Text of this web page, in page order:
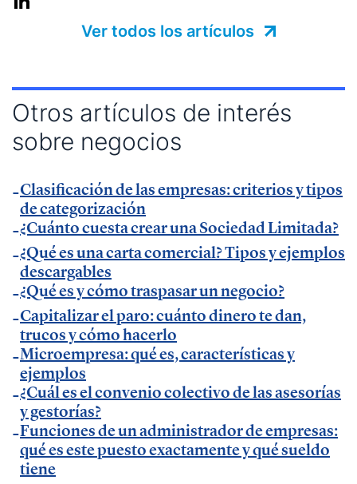
— Charla sobre factura electrónica obligatoria en
productividad enesdiario.
— Charla sobre productividad y factura electrónica
enLa Razón.
Autónomos y Emprendedores.
— Entrevista sobre Ley Antifraude y Ley Crea y
Crece enExpansión.
— Entrevista sobre Ley Antifraude y Ley Crea y
Crece enLa Razón.
— Entrevista sobre factura electrónica obligatoria
enEl Economista .
— Comunicado Billin y TeamSystem enBusiness
Insider.
— Entrevista enEconomía Digital.
— Entrevista en Ideas para tu empresa de
Vodafone.
— Entrevista en
Ver todos los artículos
Otros artículos de interés
sobre negocios
Clasificación de las empresas: criterios y tipos
de categorización
¿Cuánto cuesta crear una Sociedad Limitada?
¿Qué es una carta comercial? Tipos y ejemplos
descargables
¿Qué es y cómo traspasar un negocio?
Capitalizar el paro: cuánto dinero te dan,
trucos y cómo hacerlo
Microempresa: qué es, características y
ejemplos
¿Cuál es el convenio colectivo de las asesorías
y gestorías?
Funciones de un administrador de empresas:
qué es este puesto exactamente y qué sueldo
tiene